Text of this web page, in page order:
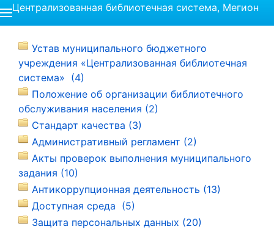
Централизованная библиотечная система, Мегион
Устав муниципального бюджетного
учреждения «Централизованная библиотечная
система» (4)
Положение об организации библиотечного
обслуживания населения (2)
Стандарт качества (3)
Административный регламент (2)
Акты проверок выполнения муниципального
задания (10)
Антикоррупционная деятельность (13)
Доступная среда (5)
Защита персональных данных (20)